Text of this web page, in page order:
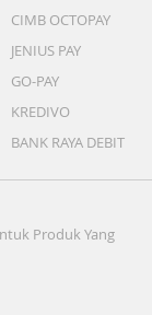
CIMB OCTOPAY
JENIUS PAY
GO-PAY
KREDIVO
BANK RAYA DEBIT
Produk Yang